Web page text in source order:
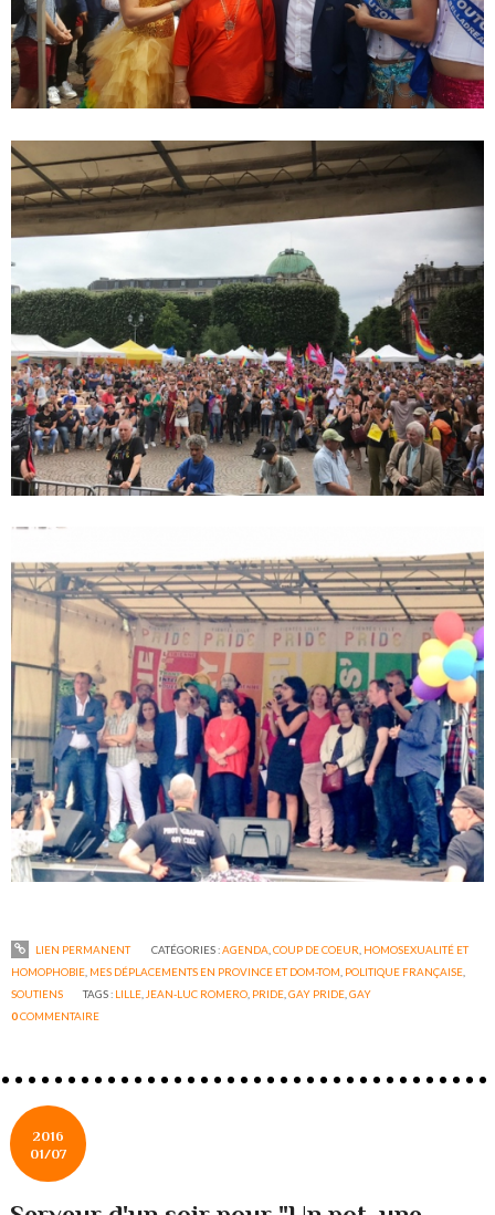
LIEN PERMANENT CATÉGORIES :AGENDA COUP DE COEUR HOMOSEXUALITÉ ET
HOMOPHOBIE MES DÉPLACEMENTS EN PROVINCE ET DOM-TOM POLITIQUE FRANÇAISE
SOUTIENS
TAGS : LILLE JEAN-LUC ROMERO PRIDE ,GAY PRIDE ,GAY
0COMMENTAIRE
2016
01/07